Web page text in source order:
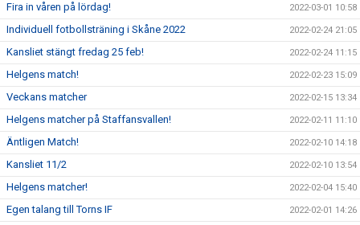
Fira in våren på lördag! 2022-03-01 10:58
Individuell fotbollsträning i Skåne 2022 2022-02-24 21:05
Kansliet stängt fredag 25 feb! 2022-02-24 11:15
Helgens match! 2022-02-23 15:09
Veckans matcher 2022-02-15 13:34
Helgens matcher på Staffansvallen! 2022-02-11 11:10
Äntligen Match! 2022-02-10 14:18
Kansliet 11/2 2022-02-10 13:54
Helgens matcher! 2022-02-04 15:40
Egen talang till Torns IF 2022-02-01 14:26